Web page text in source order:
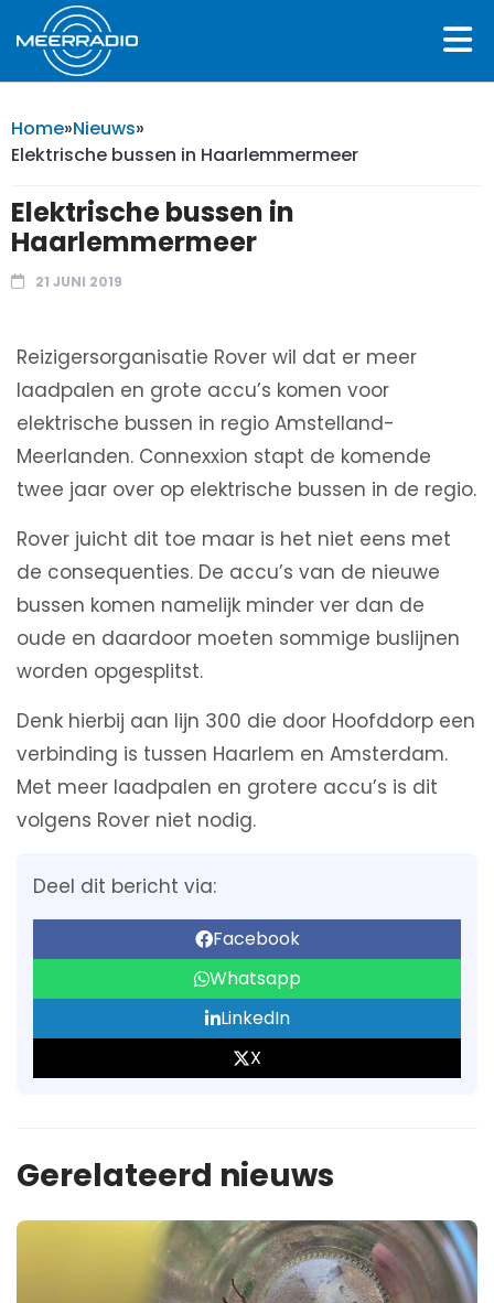
Home»Nieuws»
Elektrische bussen in Haarlemmermeer
Elektrische bussen in
Haarlemmermeer
21 JUNI 2019
Reizigersorganisatie Rover wil dat er meer
laadpalen en grote accu’s komen voor
elektrische bussen in regio Amstelland-
Meerlanden. Connexxion stapt de komende
twee jaar over op elektrische bussen in de regio.
Rover juicht dit toe maar is het niet eens met
de consequenties. De accu’s van de nieuwe
bussen komen namelijk minder ver dan de
oude en daardoor moeten sommige buslijnen
worden opgesplitst.
Denk hierbij aan lijn 300 die door Hoofddorp een
verbinding is tussen Haarlem en Amsterdam.
Met meer laadpalen en grotere accu’s is dit
volgens Rover niet nodig.
Deel dit bericht via:
Facebook
Whatsapp
LinkedIn
X
Gerelateerd nieuws